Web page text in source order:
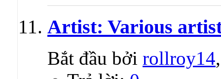
Artist: Various
Bắt đầu bởi rollroy14